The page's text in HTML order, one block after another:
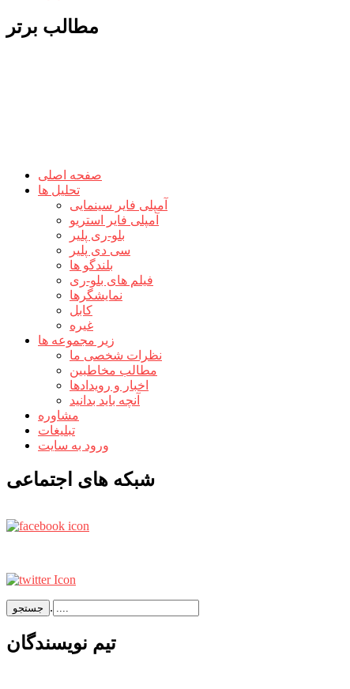
مطالب برتر
صفحه اصلی
تحلیل ها
آمپلی فایر سینمایی
آمپلی فایر استریو
بلو-ری پلیر
سی دی پلیر
بلندگو ها
فیلم های بلو-ری
نمایشگرها
کابل
غیره
زیر مجموعه ها
نظرات شخصی ما
مطالب مخاطبین
اخبار و رویدادها
آنچه باید بدانید
مشاوره
تبلیغات
ورود به سایت
شبکه های اجتماعی
.
تيم نويسندگان